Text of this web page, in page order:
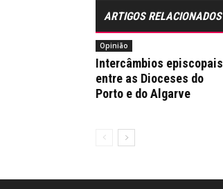
ARTIGOS RELACIONADOS
Opinião
Intercâmbios episcopais
entre as Dioceses do
Porto e do Algarve